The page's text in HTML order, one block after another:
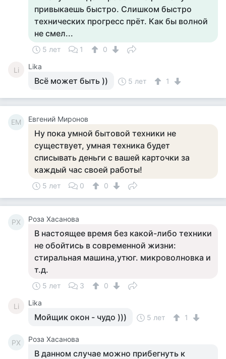
привыкаешь быстро. Слишком быстро
технических прогресс прёт. Как бы волной
не смел...
5 лет 1 0
Li Lika
Всё может быть )) 5 лет 1
ЕМ Евгений Миронов
Ну пока умной бытовой техники не
существует, умная техника будет
списывать деньги с вашей карточки за
каждый час своей работы!
5 лет 0 0
РХ Роза Хасанова
В настоящее время без какой-либо техники
не обойтись в современной жизни:
стиральная машина,утюг. микроволновка и
т.д.
5 лет 3 0
Li Lika
Мойщик окон - чудо ))) 5 лет 1
РХ Роза Хасанова
В данном случае можно прибегнуть к